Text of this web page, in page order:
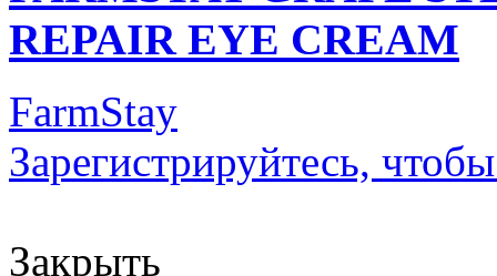
REPAIR EYE CREAM
FarmStay
Зарегистрируйтесь,
Закрыть